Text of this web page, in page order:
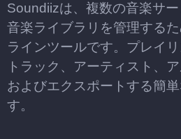
Soundiizは、複数の音楽サ
音楽ライブラリを管理する
ラインツールです。プレイ
トラック、アーティスト、
およびエクスポートする簡
す。